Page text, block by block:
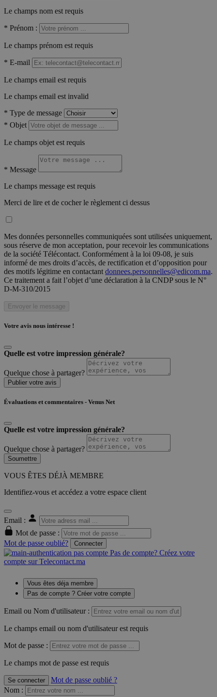
Le champs nom est requis
* Prénom :
Le champs prénom est requis
* E-mail
Le champs email est requis
Le champs email est invalid
* Type de message
* Objet
Le champs objet est requis
* Message
Le champs message est requis
Merci de lire et de cocher le règlement ci dessus
Mes données personnelles communiquées sont utilisées uniquement,
sous réserve de mon acceptation, pour recevoir les communications
de la société Télécontact. Conformément à la loi 09-08, je suis
informé de mes droits d’accès, de rectification et d’opposition pour
des motifs légitime en contactant donnees.personnelles@edicom.ma.
Ce traitement a fait l’objet d’une déclaration à la CNDP sous le N°
D-M-310/2015
Envoyer le message
Votre avis nous intéresse !
Quelle est votre impression générale?
Quelque chose à partager?
Publier votre avis
Évaluations et commentaires - Venus Net
Quelle est votre impression générale?
Quelque chose à partager?
Soumettre
VOUS ÊTES DÉJÀ MEMBRE
Identifiez-vous et accédez a votre espace client
Email :
Mot de passe :
Mot de passe oublié?
Connecter
Pas de compte? Créez votre
compte sur Telecontact.ma
Vous êtes déja membre
Pas de compte ? Créer votre compte
Email ou Nom d'utilisateur :
Le champs email ou nom d'utilisateur est requis
Mot de passe :
Le champs mot de passe est requis
Se connecter
Mot de passe oublié ?
Nom :